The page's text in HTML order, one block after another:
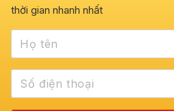
thời gian nhanh nhất